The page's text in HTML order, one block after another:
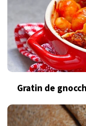
Gratin de